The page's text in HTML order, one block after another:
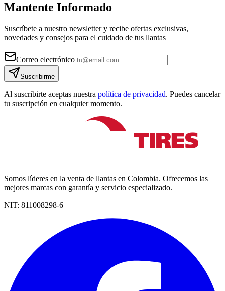
Mantente Informado
Suscríbete a nuestro newsletter y recibe ofertas exclusivas,
novedades y consejos para el cuidado de tus llantas
Correo electrónico
Suscribirme
Al suscribirte aceptas nuestra política de privacidad. Puedes cancelar
tu suscripción en cualquier momento.
Somos líderes en la venta de llantas en Colombia. Ofrecemos las
mejores marcas con garantía y servicio especializado.
NIT: 811008298-6